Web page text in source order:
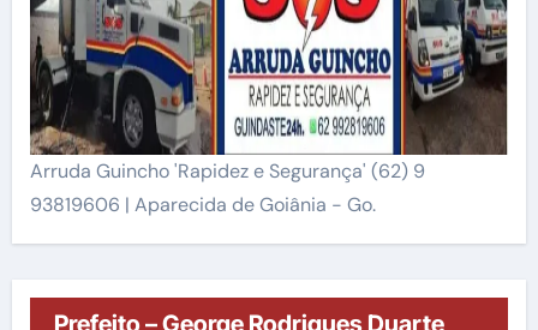
Arruda Guincho 'Rapidez e Segurança' (62) 9
93819606 | Aparecida de Goiânia - Go.